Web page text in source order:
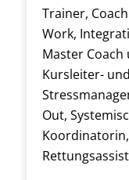
Trainer,
Work,
Master Coach
Kursleiter-
Out,